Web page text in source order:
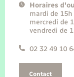
Horaires
mardi de
mercredi de
vendredi de
02 32 49 10
Contact